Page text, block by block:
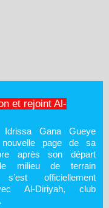
et rejoint Al-
Gana Gueye
page de sa
après son départ
le milieu de terrain
s’est officiellement
Al-Diriyah, club